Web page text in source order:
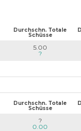
Durchschn. Totale
Schüsse
5.00
?
Durchschn. Totale
Schüsse
?
0.00